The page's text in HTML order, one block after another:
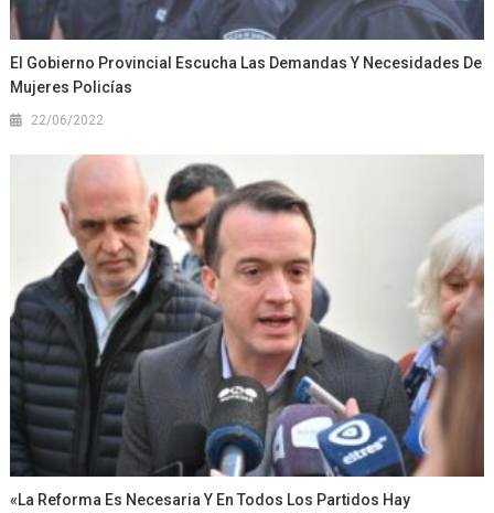
El Gobierno Provincial Escucha Las Demandas Y Necesidades De
Mujeres Policías
22/06/2022
«La Reforma Es Necesaria Y En Todos Los Partidos Hay